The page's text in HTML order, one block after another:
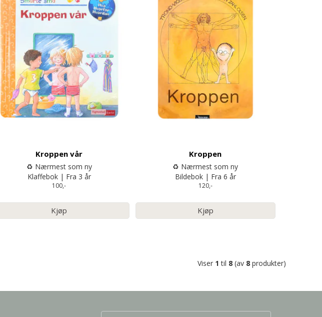
Kroppen vår
♻️ Nærmest som ny
Klaffebok | Fra 3 år
100,-
Kjøp
Kroppen
♻️ Nærmest som ny
Bildebok | Fra 6 år
120,-
Kjøp
Viser 1 til 8 (av 8 produkter)